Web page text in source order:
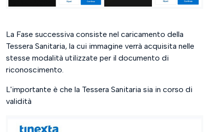
La Fase successiva consiste nel caricamento della
Tessera Sanitaria, la cui immagine verrà acquisita nelle
stesse modalità utilizzate per il documento di
riconoscimento.
L'importante è che la Tessera Sanitaria sia in corso di
validità